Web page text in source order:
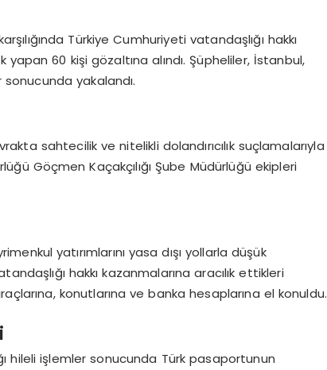
Türkiye Cumhuriyeti vatandaşlığı hakkı
yapan 60 kişi gözaltına alındı. Şüpheliler, İstanbul,
yakalandı.
sahtecilik ve nitelikli dolandırıcılık suçlamalarıyla
Göçmen Kaçakçılığı Şube Müdürlüğü ekipleri
yatırımlarını yasa dışı yollarla düşük
hakkı kazanmalarına aracılık ettikleri
konutlarına ve banka hesaplarına el konuldu.
hileli işlemler sonucunda Türk pasaportunun